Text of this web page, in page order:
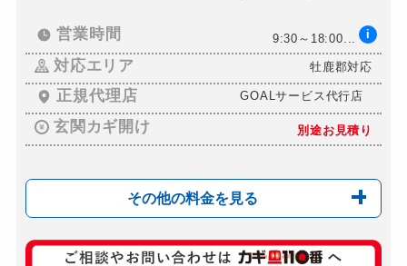
営業時間 9:30～18:00... i
対応エリア 牡鹿郡対応
正規代理店 GOALサービス代行店
玄関カギ開け 別途お見積り
その他の料金を見る